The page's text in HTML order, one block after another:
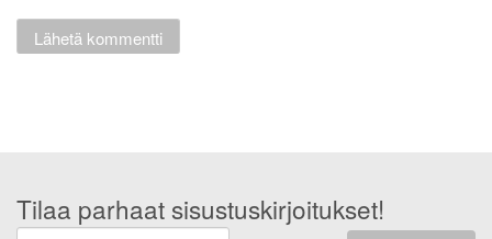
Tilaa parhaat sisustuskirjoitukset!